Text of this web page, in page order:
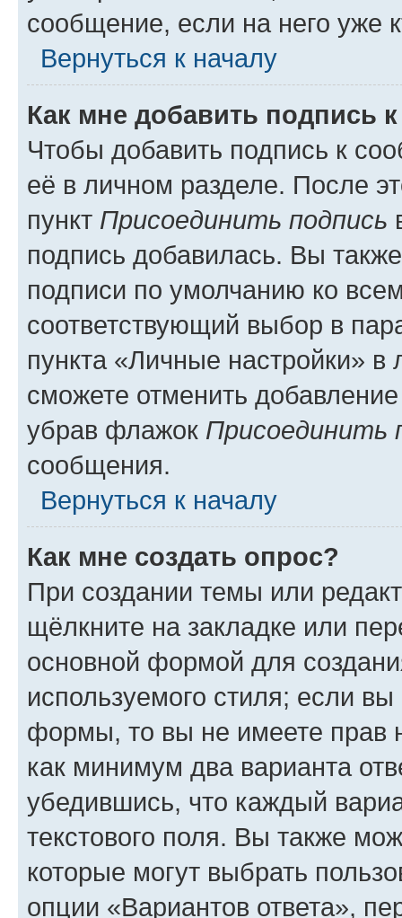
сообщение, если на него уже
Вернуться к началу
Как мне добавить подпись
Чтобы добавить подпись к
её в личном разделе. После
пункт Присоединить подпись
подпись добавилась. Вы
подписи по умолчанию ко
соответствующий выбор в
пункта «Личные настройки»
сможете отменить
убрав флажок Присоединить
сообщения.
Вернуться к началу
Как мне создать опрос?
При создании темы или
щёлкните на закладке или
основной формой для
используемого стиля; если
формы, то вы не имеете прав
как минимум два варианта
убедившись, что каждый
текстового поля. Вы также
которые могут выбрать
опции «Вариантов ответа»,